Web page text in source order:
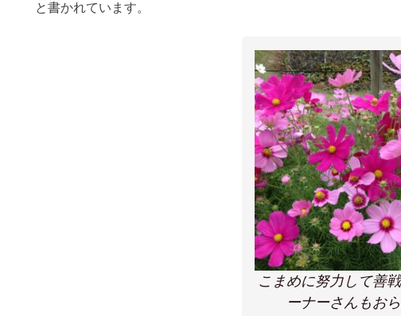
と書かれています。
こまめに努力して善
ーナーさんもおら